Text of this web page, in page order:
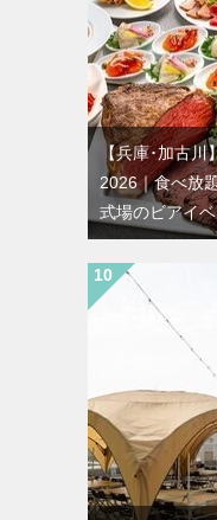
【兵庫･加古
2026｜食べ放
式場のビアイ